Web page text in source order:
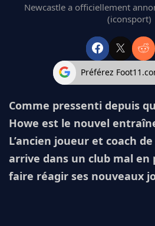
Newcastle a officiellement
(iconsport)
Préférez
Comme pressenti depuis
Howe est le nouvel
L’ancien joueur et coach
arrive dans un club mal
faire réagir ses nouveaux